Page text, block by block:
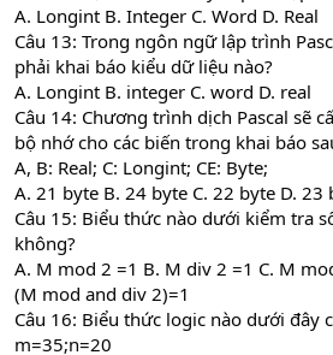
A. Longint B. Integer C. Word D. Real
Câu 13: Trong ngôn ngữ lập trình
phải khai báo kiểu dữ liệu nào?
A. Longint B. integer C. word D. real
Câu 14: Chương trình dịch Pascal sẽ
bộ nhớ cho các biến trong khai báo
A, B: Real; C: Longint; CE: Byte;
A. 21 byte B. 24 byte C. 22 byte D. 23
Câu 15: Biểu thức nào dưới kiểm tra
không?
A. M mod 2 =1 B. M div 2 =1 C. M
(M mod and div 2)=1
Câu 16: Biểu thức logic nào dưới đây
m=35;n=20